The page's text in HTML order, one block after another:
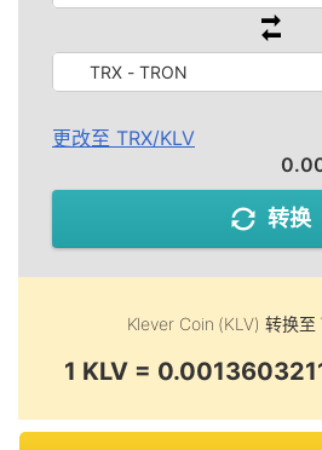
TRX - TRON
更改至 TRX/KLV
转换
Klever Coin (KLV) 转换至
1 KLV =